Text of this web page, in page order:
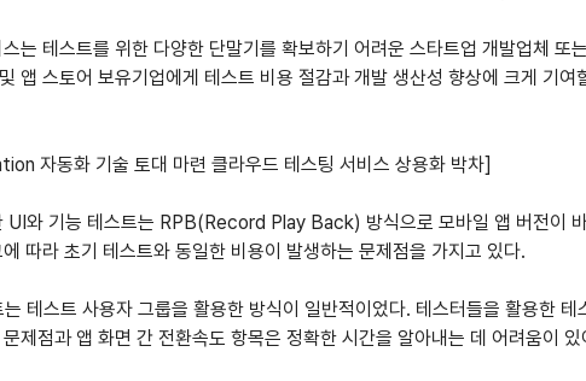
는 테스트를 위한 다양한 단말기를 확보하기 어려운 스타트업 개발업체 또
앱 스토어 보유기업에게 테스트 비용 절감과 개발 생산성 향상에 크게 기여
자동화 기술 토대 마련 클라우드 테스팅 서비스 상용화 박차]
UI와 기능 테스트는 RPB(Record Play Back) 방식으로 모바일 앱 버전이
따라 초기 테스트와 동일한 비용이 발생하는 문제점을 가지고 있다.
테스트 사용자 그룹을 활용한 방식이 일반적이었다. 테스터들을 활용한
제점과 앱 화면 간 전환속도 항목은 정확한 시간을 알아내는 데 어려움이